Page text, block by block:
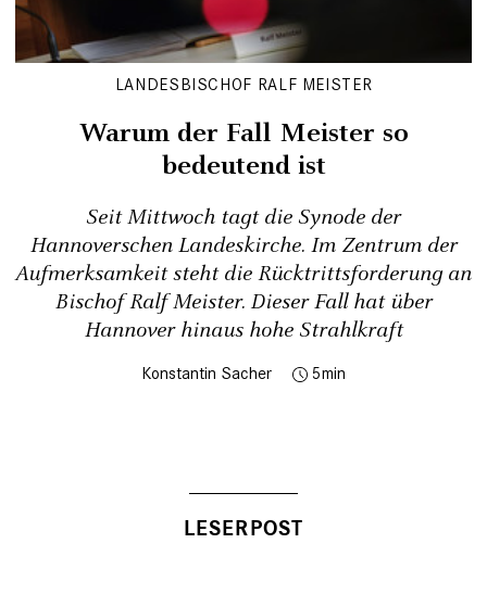
LANDESBISCHOF RALF MEISTER
Warum der Fall Meister so
bedeutend ist
Seit Mittwoch tagt die Synode der
Hannoverschen Landeskirche. Im Zentrum der
Aufmerksamkeit steht die Rücktrittsforderung an
Bischof Ralf Meister. Dieser Fall hat über
Hannover hinaus hohe Strahlkraft
Konstantin Sacher 5